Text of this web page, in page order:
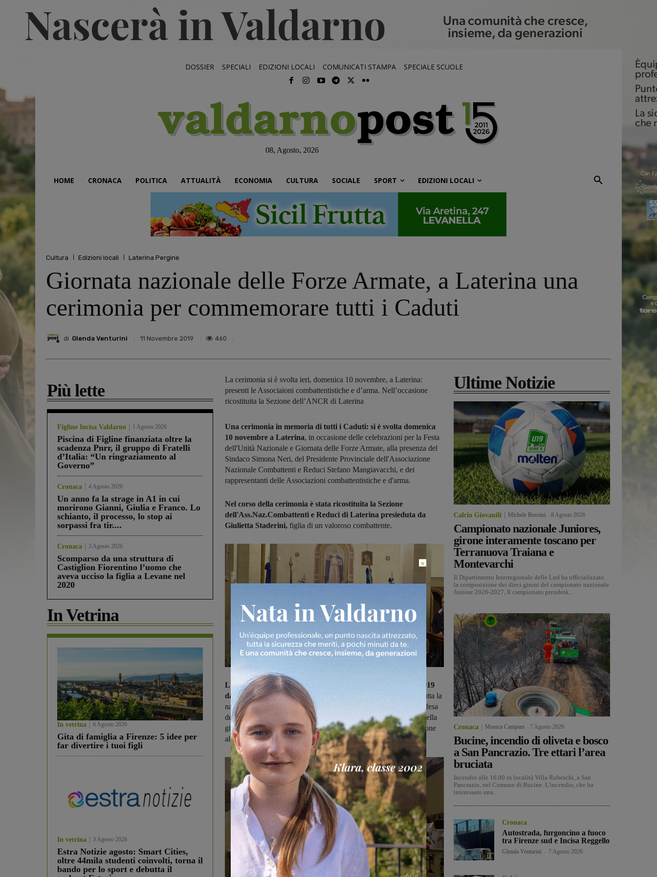
DOSSIER SPECIALI EDIZIONI LOCALI COMUNICATI STAMPA SPECIALE SCUOLE
08, Agosto, 2026
HOME CRONACA POLITICA ATTUALITÀ ECONOMIA CULTURA SOCIALE SPORT EDIZIONI LOCALI
Cultura Edizioni locali Laterina Pergine
Giornata nazionale delle Forze Armate, a Laterina una
cerimonia per commemorare tutti i Caduti
di Glenda Venturini 11 Novembre 2019 460
Più lette
Figline Incisa Valdarno 1 Agosto 2026
Piscina di Figline finanziata oltre la
scadenza Pnrr, il gruppo di Fratelli
d’Italia: “Un ringraziamento al
Governo”
Cronaca 4 Agosto 2026
Un anno fa la strage in A1 in cui
morirono Gianni, Giulia e Franco. Lo
schianto, il processo, lo stop ai
sorpassi fra tir....
Cronaca 3 Agosto 2026
Scomparso da una struttura di
Castiglion Fiorentino l’uomo che
aveva ucciso la figlia a Levane nel
2020
In Vetrina
In vetrina 6 Agosto 2026
Gita di famiglia a Firenze: 5 idee per
far divertire i tuoi figli
In vetrina 3 Agosto 2026
Estra Notizie agosto: Smart Cities,
oltre 44mila studenti coinvolti, torna il
bando per lo sport e debutta il
La cerimonia si è svolta ieri, domenica 10 novembre, a Laterina:
presenti le Associaioni combattentistiche e d’arma. Nell’occasione
ricostituita la Sezione dell’ANCR di Laterina
Una cerimonia in memoria di tutti i Caduti: si è svolta domenica
10 novembre a Laterina, in occasione delle celebrazioni per la Festa
dell'Unità Nazionale e Giornata delle Forze Armate, alla presenza del
Sindaco Simona Neri, del Presidente Provinciale dell'Associazione
Nazionale Combattenti e Reduci Stefano Mangiavacchi, e dei
rappresentanti delle Associazioni combattentistiche e d'arma.
Nel corso della cerimonia è stata ricostituita la Sezione
dell'Ass.Naz.Combattenti e Reduci di Laterina presieduta da
Giulietta Staderini, figlia di un valoroso combattente.
L'associazione nazionale Combattenti, fondata nel lontano 1919
dai reduci della grande guerra , in questi anni ha promosso in tutta la
nazione il culto della Patria, dei Caduti e della loro memoria; la difesa
dei valori morali e delle istituzioni democratiche; l’affermazione della
giustizia e del mantenimento della pace tra i popoli; la partecipazione
alla soluzio­ne dei problemi sociali del Paese.
Ultime Notizie
Calcio Giovanili Michele Bossini 8 Agosto 2026
Campionato nazionale Juniores,
girone interamente toscano per
Terranuova Traiana e
Montevarchi
Il Dipartimento Interregionale delle Lnd ha ufficializzato
la composizione dei dieci gironi del campionato nazionale
Juniore 2026-2027, Il campionato prenderà...
Cronaca Monica Campani 7 Agosto 2026
Bucine, incendio di oliveta e bosco
a San Pancrazio. Tre ettari l’area
bruciata
Incendio alle 16.00 in località Villa Rubeschi, a San
Pancrazio, nel Comune di Bucine. L'incendio, che ha
interessato una...
Cronaca
Autostrada, furgoncino a fuoco
tra Firenze sud e Incisa Reggello
Glenda Venturini 7 Agosto 2026
×